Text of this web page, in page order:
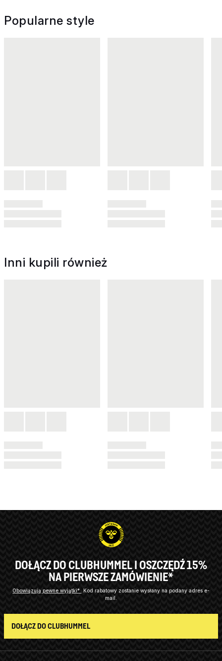
Popularne style
Inni kupili również
DOŁĄCZ DO CLUBHUMMEL I OSZCZĘDŹ 15%
NA PIERWSZE ZAMÓWIENIE*
Obowiązują pewne wyjątki*
Kod rabatowy zostanie wysłany na podany adres e-
mail.
DOŁĄCZ DO CLUBHUMMEL